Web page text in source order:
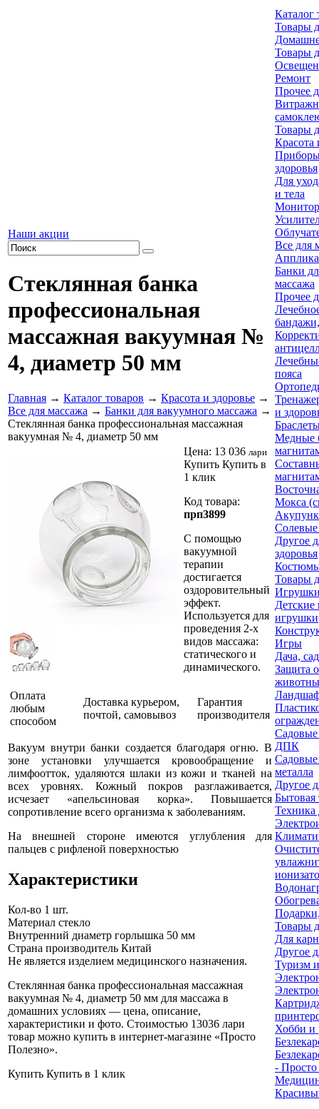
Наши акции
Стеклянная банка
профессиональная
массажная вакуумная №
4, диаметр 50 мм
Главная → Каталог товаров → Красота и здоровье →
Все для массажа → Банки для вакуумного массажа →
Стеклянная банка профессиональная массажная
вакуумная № 4, диаметр 50 мм
Цена: 13 036 лари
Купить Купить в
1 клик
Код товара:
прп3899
С помощью
вакуумной
терапии
достигается
оздоровительный
эффект.
Используется для
проведения 2-х
видов массажа:
статического и
динамического.
Оплата
любым
способом
Доставка курьером,
почтой, самовывоз
Гарантия
производителя
Вакуум внутри банки создается благодаря огню. В
зоне установки улучшается кровообращение и
лимфоотток, удаляются шлаки из кожи и тканей на
всех уровнях. Кожный покров разглаживается,
исчезает «апельсиновая корка». Повышается
сопротивление всего организма к заболеваниям.
На внешней стороне имеются углубления для
пальцев с рифленой поверхностью
Характеристики
Кол-во 1 шт.
Материал стекло
Внутренний диаметр горлышка 50 мм
Страна производитель Китай
Не является изделием медицинского назначения.
Стеклянная банка профессиональная массажная
вакуумная № 4, диаметр 50 мм для массажа в
домашних условиях — цена, описание,
характеристики и фото. Стоимостью 13036 лари
товар можно купить в интернет-магазине «Просто
Полезно».
Купить Купить в 1 клик
Каталог
Товары
Товары
Ремонт
Прочее
Товары
Красота
здоровья
Для
и тела
Все для
Банки
массажа
Прочее
пояса
и
Медные
Мокса
Солевые
Другое
здоровья
Товары
Детские
игрушки
Игры
Дача,
Защита
Садовые
ДПК
Садовые
металла
Другое
Бытовая
Техника
Товары
Для
Другое
Туризм
Хобби и
-